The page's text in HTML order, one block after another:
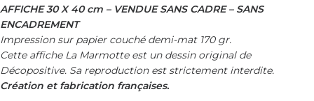
AFFICHE 30 X 40 cm – VENDUE SANS CADRE – SANS
ENCADREMENT
Impression sur papier couché demi-mat 170 gr.
Cette affiche La Marmotte est un dessin original de
Décopositive. Sa reproduction est strictement interdite.
Création et fabrication françaises.